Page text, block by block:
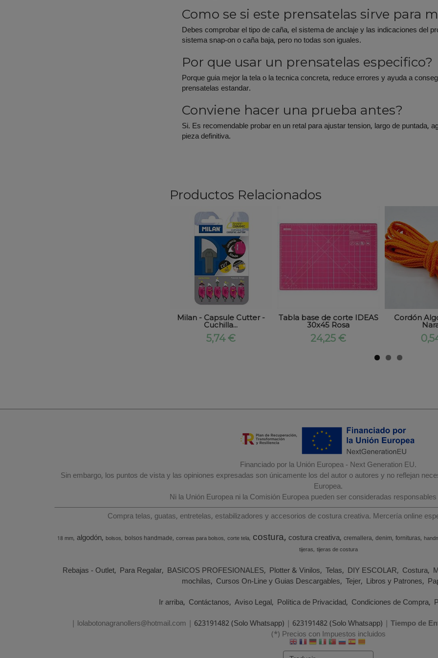
Como se si este prensatelas sirve para
Debes comprobar el tipo de caña, el sistema de anclaje y las indicaciones del
sistema snap-on o caña baja, pero no todas son iguales.
Por que usar un prensatelas especifico?
Porque guia mejor la tela o la tecnica concreta, reduce errores y ayuda a
prensatelas estandar.
Conviene hacer una prueba antes?
Si. Es recomendable probar en un retal para ajustar tension, largo de puntada,
pieza definitiva.
Productos Relacionados
Milan - Capsule Cutter -
Cuchilla...
5,74 €
Tabla base de corte IDEAS
30x45 Rosa
24,25 €
Cordón
Financiado por la Unión Europea - Next Generation EU.
Sin embargo, los puntos de vista y las opiniones expresadas son únicamente los del autor o autores y no reflejan
Europea.
Ni la Unión Europea ni la Comisión Europea pueden ser consideradas
Compra telas, guatas, entretelas, estabilizadores y accesorios de costura creativa. Mercería online
18 mm algodón bolsos bolsos handmade correas para bolsos corte tela costura costura creativa cremallera denim fornituras
tijeras tijeras de costura
Rebajas - Outlet Para Regalar BASICOS PROFESIONALES Plotter & Vinilos Telas DIY ESCOLAR Costura
mochilas Cursos On-Line y Guias Descargables Tejer Libros y Patrones
Ir arriba Contáctanos Aviso Legal Política de Privacidad Condiciones de Compra
| lolabotonagranollers@hotmail.com | 623191482 (Solo Whatsapp) | 623191482 (Solo Whatsapp) | Tiempo de
(*) Precios con Impuestos incluidos